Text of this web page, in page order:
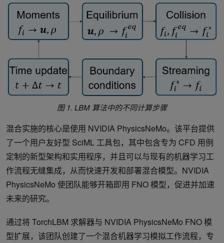
图 1. LBM 算法中的不同计算步骤
混合实施的核心是使用 NVIDIA PhysicsNeMo。该平台提供
了一个用户友好型 SciML 工具包，其中包含专为 CFD 用例
定制的新型架构和实用程序，并且可以与现有的机器学习工
作流程无缝集成，从而快速开发和部署混合模型。NVIDIA
PhysicsNeMo 使团队能够开箱即用 FNO 模型，促进并加速
未来的研究。
通过将 TorchLBM 求解器与 NVIDIA PhysicsNeMo FNO 模
型扩展，该团队创建了一个混合机器学习模拟工作流程，专